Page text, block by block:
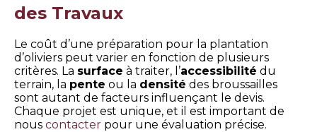
des Travaux
Le coût d’une préparation pour la plantation
d’oliviers peut varier en fonction de plusieurs
critères. La surface à traiter, l’accessibilité du
terrain, la pente ou la densité des broussailles
sont autant de facteurs influençant le devis.
Chaque projet est unique, et il est important de
nous contacter pour une évaluation précise.